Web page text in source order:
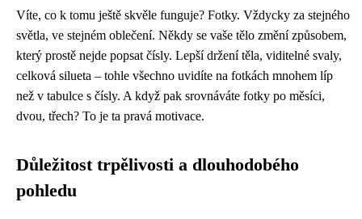
Víte, co k tomu ještě skvěle funguje? Fotky. Vždycky za stejného
světla, ve stejném oblečení. Někdy se vaše tělo změní způsobem,
který prostě nejde popsat čísly. Lepší držení těla, viditelné svaly,
celková silueta – tohle všechno uvidíte na fotkách mnohem líp
než v tabulce s čísly. A když pak srovnáváte fotky po měsíci,
dvou, třech? To je ta pravá motivace.
Důležitost trpělivosti a dlouhodobého
pohledu